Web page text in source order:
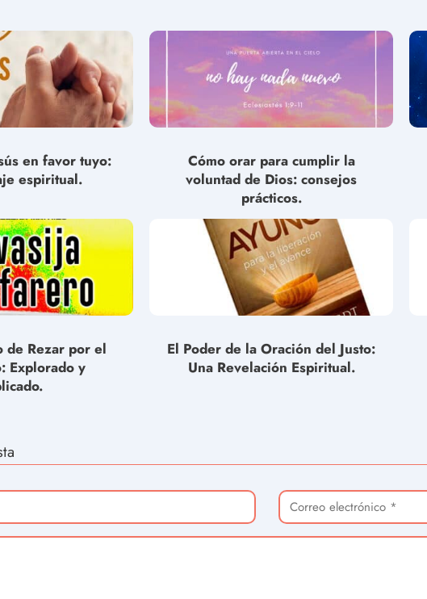
en favor tuyo:
espiritual.
Cómo orar para cumplir la
voluntad de Dios: consejos
prácticos.
de Rezar por el
Explorado y
El Poder de la Oración del Justo:
Una Revelación Espiritual.